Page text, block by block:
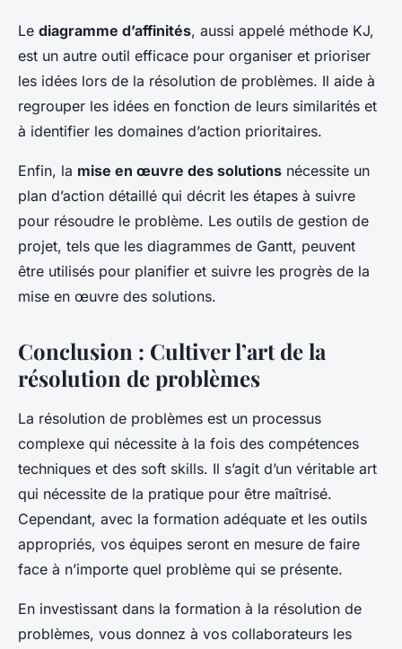
Le diagramme d’affinités, aussi appelé méthode KJ,
est un autre outil efficace pour organiser et prioriser
les idées lors de la résolution de problèmes. Il aide à
regrouper les idées en fonction de leurs similarités et
à identifier les domaines d’action prioritaires.
Enfin, la mise en œuvre des solutions nécessite un
plan d’action détaillé qui décrit les étapes à suivre
pour résoudre le problème. Les outils de gestion de
projet, tels que les diagrammes de Gantt, peuvent
être utilisés pour planifier et suivre les progrès de la
mise en œuvre des solutions.
Conclusion : Cultiver l’art de la
résolution de problèmes
La résolution de problèmes est un processus
complexe qui nécessite à la fois des compétences
techniques et des soft skills. Il s’agit d’un véritable art
qui nécessite de la pratique pour être maîtrisé.
Cependant, avec la formation adéquate et les outils
appropriés, vos équipes seront en mesure de faire
face à n’importe quel problème qui se présente.
En investissant dans la formation à la résolution de
problèmes, vous donnez à vos collaborateurs les